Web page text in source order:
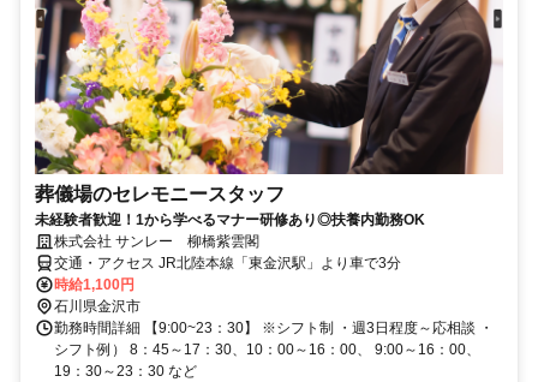
葬儀場のセレモニースタッフ
未経験者歓迎！1から学べるマナー研修あり◎扶養内勤務OK
株式会社 サンレー 柳橋紫雲閣
交通・アクセス JR北陸本線「東金沢駅」より車で3分
時給1,100円
石川県金沢市
勤務時間詳細 【9:00~23：30】 ※シフト制 ・週3日程度～応相談 ・
シフト例） 8：45～17：30、10：00～16：00、 9:00～16：00、
19：30～23：30 など